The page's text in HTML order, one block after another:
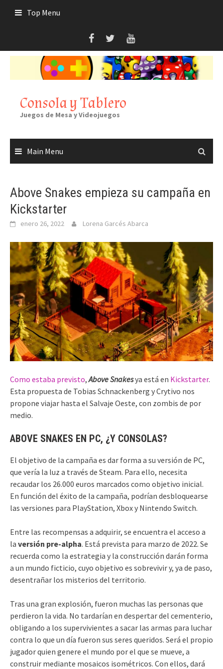
Top Menu
Consola y Tablero
Juegos de Mesa y Videojuegos
Main Menu
Above Snakes empieza su campaña en
Kickstarter
enero 26, 2022 Lorena Garcés Abarca
Como estaba previsto,Above Snakesya está en Kickstarter.
Esta propuesta de Tobias Schnackenberg y Crytivo nos
propone viajar hasta el Salvaje Oeste, con zombis de por
medio.
ABOVE SNAKES EN PC, ¿Y CONSOLAS?
El objetivo de la campaña es dar forma a su versión de PC,
que vería la luz a través de Steam. Para ello, necesita
recaudar los 26.000 euros marcados como objetivo inicial.
En función del éxito de la campaña, podrían desbloquearse
las versiones para PlayStation, Xbox y Nintendo Switch.
Entre las recompensas a adquirir, se encuentra el acceso a
la versión pre-alpha. Está prevista para marzo de 2022. Se
recuerda como la estrategia y la construcción darán forma
a un mundo ficticio, cuyo objetivo es sobrevivir y, ya de paso,
desentrañar los misterios del territorio.
Tras una gran explosión, fueron muchas las personas que
perdieron la vida. No tardarían en despertar del cementerio,
obligando a los supervivientes a sacar las armas para luchar
contra lo que un día fueron sus seres queridos. Será el propio
jugador quien genere el mundo por el que se mueve, a
construir mediante mosaicos isométricos. Con ellos, dará